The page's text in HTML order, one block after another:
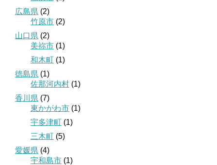
広島県 (2)
竹原市 (2)
山口県 (2)
美祢市 (1)
和木町 (1)
徳島県 (1)
佐那河内村 (1)
香川県 (7)
東かがわ市 (1)
宇多津町 (1)
三木町 (5)
愛媛県 (4)
宇和島市 (1)